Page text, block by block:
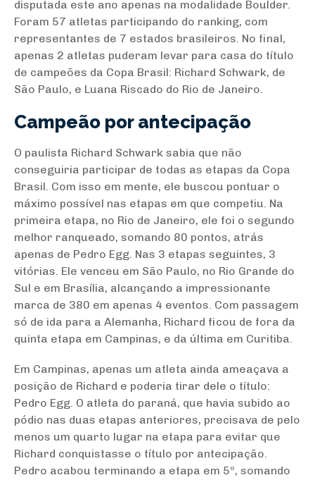
disputada este ano apenas na modalidade Boulder.
Foram 57 atletas participando do ranking, com
representantes de 7 estados brasileiros. No final,
apenas 2 atletas puderam levar para casa do título
de campeões da Copa Brasil: Richard Schwark, de
São Paulo, e Luana Riscado do Rio de Janeiro.
Campeão por antecipação
O paulista Richard Schwark sabia que não
conseguiria participar de todas as etapas da Copa
Brasil. Com isso em mente, ele buscou pontuar o
máximo possível nas etapas em que competiu. Na
primeira etapa, no Rio de Janeiro, ele foi o segundo
melhor ranqueado, somando 80 pontos, atrás
apenas de Pedro Egg. Nas 3 etapas seguintes, 3
vitórias. Ele venceu em São Paulo, no Rio Grande do
Sul e em Brasília, alcançando a impressionante
marca de 380 em apenas 4 eventos. Com passagem
só de ida para a Alemanha, Richard ficou de fora da
quinta etapa em Campinas, e da última em Curitiba.
Em Campinas, apenas um atleta ainda ameaçava a
posição de Richard e poderia tirar dele o título:
Pedro Egg. O atleta do paraná, que havia subido ao
pódio nas duas etapas anteriores, precisava de pelo
menos um quarto lugar na etapa para evitar que
Richard conquistasse o título por antecipação.
Pedro acabou terminando a etapa em 5º, somando